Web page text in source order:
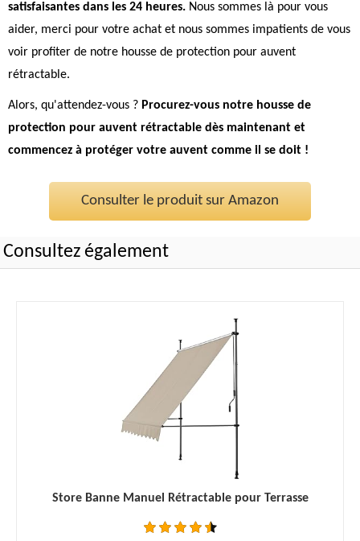
satisfaisantes dans les 24 heures. Nous sommes là pour vous
aider, merci pour votre achat et nous sommes impatients de vous
voir profiter de notre housse de protection pour auvent
rétractable.
Alors, qu'attendez-vous ? Procurez-vous notre housse de
protection pour auvent rétractable dès maintenant et
commencez à protéger votre auvent comme il se doit !
Consulter le produit sur Amazon
Consultez également
Store Banne Manuel Rétractable pour Terrasse